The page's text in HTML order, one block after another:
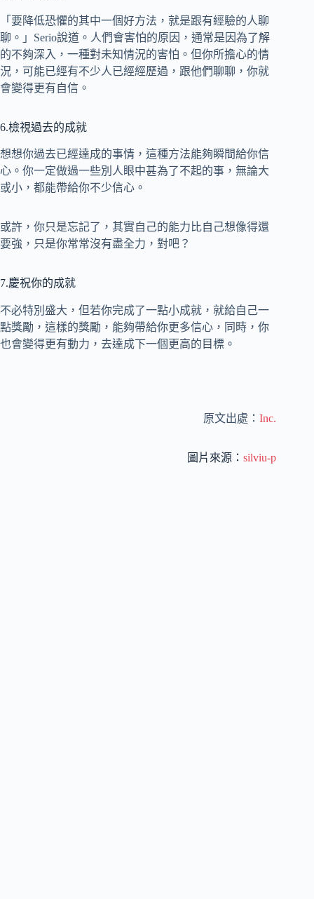
「要降低恐懼的其中一個好方法，就是跟有經驗的人聊
聊。」Serio說道。人們會害怕的原因，通常是因為了解
的不夠深入，一種對未知情況的害怕。但你所擔心的情
況，可能已經有不少人已經經歷過，跟他們聊聊，你就
會變得更有自信。
6.檢視過去的成就
想想你過去已經達成的事情，這種方法能夠瞬間給你信
心。你一定做過一些別人眼中甚為了不起的事，無論大
或小，都能帶給你不少信心。
或許，你只是忘記了，其實自己的能力比自己想像得還
要強，只是你常常沒有盡全力，對吧？
7.慶祝你的成就
不必特別盛大，但若你完成了一點小成就，就給自己一
點獎勵，這樣的獎勵，能夠帶給你更多信心，同時，你
也會變得更有動力，去達成下一個更高的目標。
原文出處：Inc.
圖片來源：silviu-p